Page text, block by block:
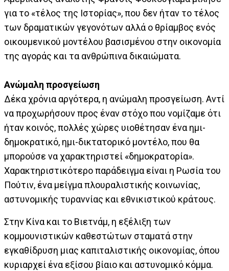
για το «τέλος της Ιστορίας», που δεν ήταν το τέλος
των δραματικών γεγονότων αλλά ο θρίαμβος ενός
οικουμενικού μοντέλου βασισμένου στην οικονομία
της αγοράς και τα ανθρώπινα δικαιώματα.
Ανώμαλη προσγείωση
Δέκα χρόνια αργότερα, η ανώμαλη προσγείωση. Αντί
να προχωρήσουν προς έναν στόχο που νομίζαμε ότι
ήταν κοινός, πολλές χώρες υιοθέτησαν ένα ημι-
δημοκρατικό, ημι-δικτατορικό μοντέλο, που θα
μπορούσε να χαρακτηριστεί «δημοκρατορία».
Χαρακτηριστικότερο παράδειγμα είναι η Ρωσία του
Πούτιν, ένα μείγμα πλουραλιστικής κοινωνίας,
αστυνομικής τυραννίας και εθνικιστικού κράτους.
Στην Κίνα και το Βιετνάμ, η εξέλιξη των
κομμουνιστικών καθεστώτων σταματά στην
εγκαθίδρυση μιας καπιταλιστικής οικονομίας, όπου
κυριαρχεί ένα εξίσου βίαιο και αστυνομικό κόμμα.